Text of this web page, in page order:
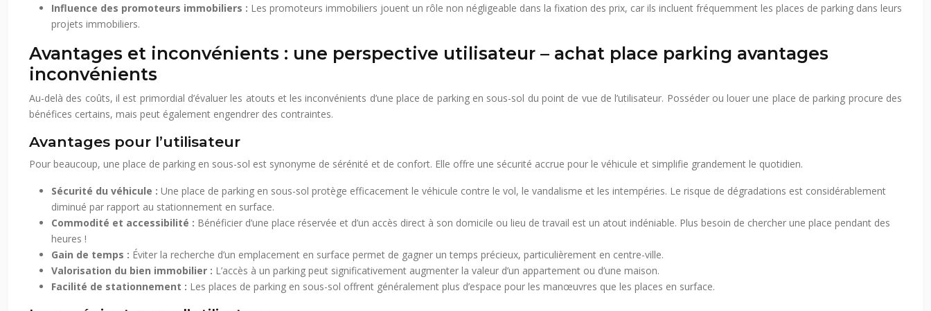
Influence des promoteurs immobiliers : Les promoteurs immobiliers jouent un rôle non négligeable dans la fixation des prix, car ils incluent fréquemment les places de parking dans leurs
projets immobiliers.
Avantages et inconvénients : une perspective utilisateur – achat place parking avantages
inconvénients
Au-delà des coûts, il est primordial d’évaluer les atouts et les inconvénients d’une place de parking en sous-sol du point de vue de l’utilisateur. Posséder ou louer une place de parking procure des
bénéfices certains, mais peut également engendrer des contraintes.
Avantages pour l’utilisateur
Pour beaucoup, une place de parking en sous-sol est synonyme de sérénité et de confort. Elle offre une sécurité accrue pour le véhicule et simplifie grandement le quotidien.
Sécurité du véhicule : Une place de parking en sous-sol protège efficacement le véhicule contre le vol, le vandalisme et les intempéries. Le risque de dégradations est considérablement
diminué par rapport au stationnement en surface.
Commodité et accessibilité : Bénéficier d’une place réservée et d’un accès direct à son domicile ou lieu de travail est un atout indéniable. Plus besoin de chercher une place pendant des
heures !
Gain de temps : Éviter la recherche d’un emplacement en surface permet de gagner un temps précieux, particulièrement en centre-ville.
Valorisation du bien immobilier : L’accès à un parking peut significativement augmenter la valeur d’un appartement ou d’une maison.
Facilité de stationnement : Les places de parking en sous-sol offrent généralement plus d’espace pour les manœuvres que les places en surface.